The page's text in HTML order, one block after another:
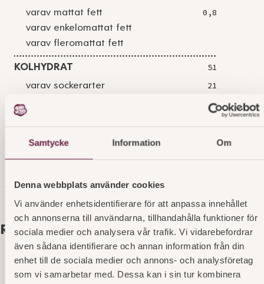
Samtycke Information Om
Denna webbplats använder cookies
Vi använder enhetsidentifierare för att anpassa innehållet
och annonserna till användarna, tillhandahålla funktioner för
sociala medier och analysera vår trafik. Vi vidarebefordrar
även sådana identifierare och annan information från din
enhet till de sociala medier och annons- och analysföretag
som vi samarbetar med. Dessa kan i sin tur kombinera
varav mattat fett
0,8
varav enkelomattat fett
varav fleromattat fett
KOLHYDRAT
51
varav sockerarter
21
FIBER
1,9
Relaterade produkter